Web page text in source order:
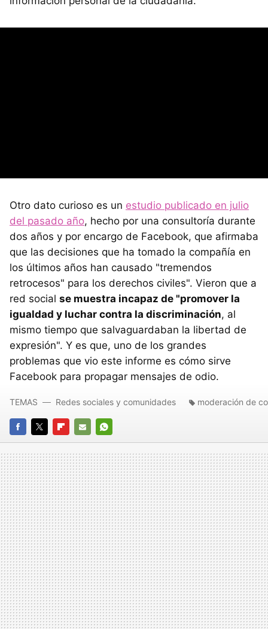
Otro dato curioso es un estudio publicado en julio
del pasado año, hecho por una consultoría durante
dos años y por encargo de Facebook, que afirmaba
que las decisiones que ha tomado la compañía en
los últimos años han causado "tremendos
retrocesos" para los derechos civiles". Vieron que a
red social se muestra incapaz de "promover la
igualdad y luchar contra la discriminación, al
mismo tiempo que salvaguardaban la libertad de
expresión". Y es que, uno de los grandes
problemas que vio este informe es cómo sirve
Facebook para propagar mensajes de odio.
FACEBOOK
TWITTERFLIPBOARD
E-
MAIL
WHATSAPP
TEMAS Redes sociales y comunidades moderación de